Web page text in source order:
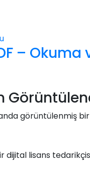
–
görüntülenmiş
dijital lisans